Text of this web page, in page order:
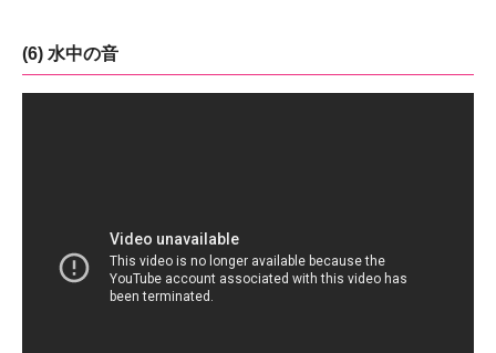
(6) 水中の音